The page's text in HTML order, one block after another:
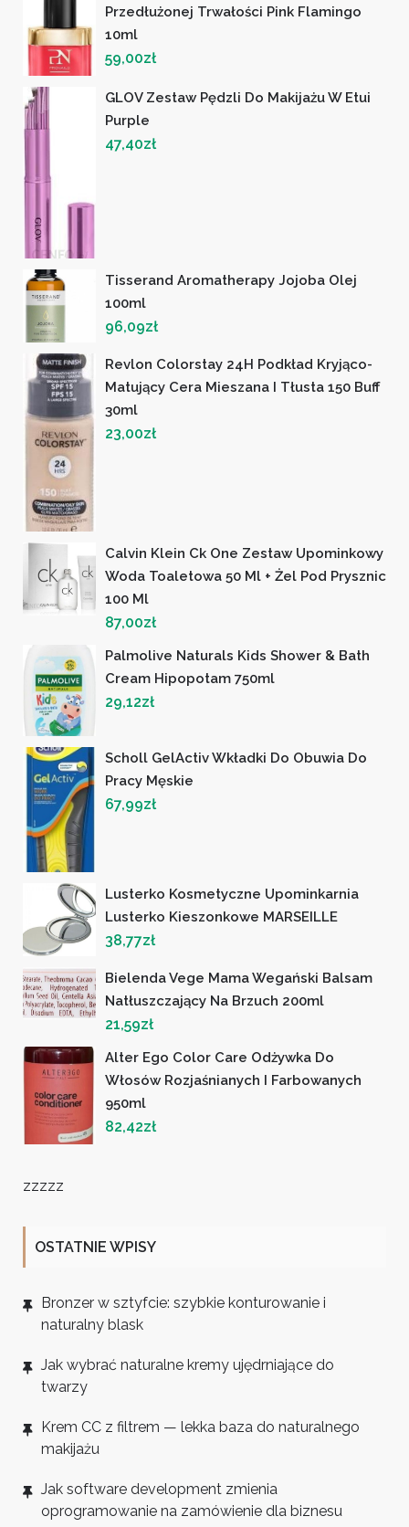
Przedłużonej Trwałości Pink Flamingo
10ml
59,00zł
GLOV Zestaw Pędzli Do Makijażu W Etui
Purple
47,40zł
Tisserand Aromatherapy Jojoba Olej
100ml
96,09zł
Revlon Colorstay 24H Podkład Kryjąco-
Matujący Cera Mieszana I Tłusta 150 Buff
30ml
23,00zł
Calvin Klein Ck One Zestaw Upominkowy
Woda Toaletowa 50 Ml + Żel Pod Prysznic
100 Ml
87,00zł
Palmolive Naturals Kids Shower & Bath
Cream Hipopotam 750ml
29,12zł
Scholl GelActiv Wkładki Do Obuwia Do
Pracy Męskie
67,99zł
Lusterko Kosmetyczne Upominkarnia
Lusterko Kieszonkowe MARSEILLE
38,77zł
Bielenda Vege Mama Wegański Balsam
Natłuszczający Na Brzuch 200ml
21,59zł
Alter Ego Color Care Odżywka Do
Włosów Rozjaśnianych I Farbowanych
950ml
82,42zł
zzzzz
OSTATNIE WPISY
Bronzer w sztyfcie: szybkie konturowanie i
naturalny blask
Jak wybrać naturalne kremy ujędrniające do
twarzy
Krem CC z filtrem — lekka baza do naturalnego
makijażu
Jak software development zmienia
oprogramowanie na zamówienie dla biznesu